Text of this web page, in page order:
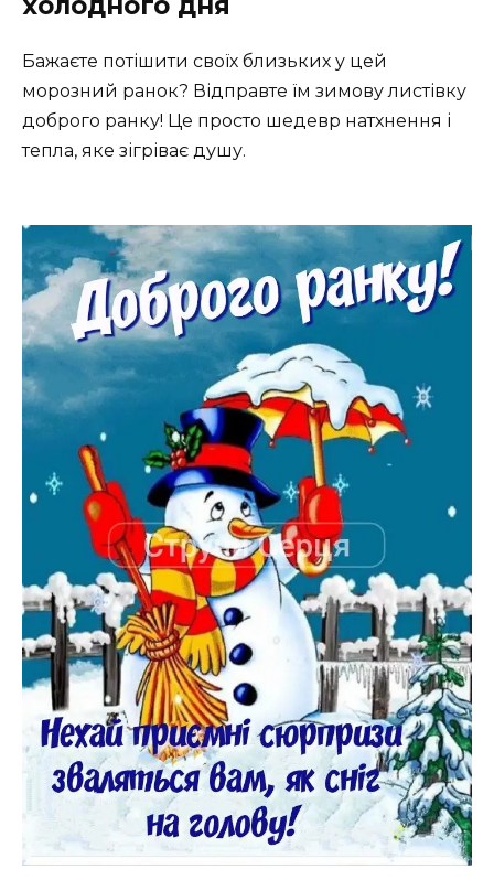
Бажаєте потішити своїх близьких у цей
морозний ранок? Відправте їм зимову листівку
доброго ранку! Це просто шедевр натхнення і
тепла, яке зігріває душу.